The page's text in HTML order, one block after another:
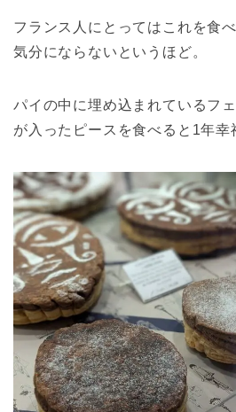
フランス人にとってはこれを食
気分にならないというほど。
パイの中に埋め込まれているフ
が入ったピースを食べると1年幸